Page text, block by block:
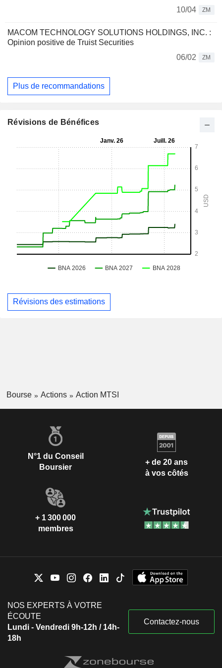
10/04
ZM
MACOM TECHNOLOGY SOLUTIONS HOLDINGS, INC. :
Opinion positive de Truist Securities
06/02
ZM
Plus de recommandations
Révisions de Bénéfices
Révisions des estimations
Bourse Actions Action MTSI
N°1 du Conseil
Boursier
+ de 20 ans
à vos côtés
+ 1 300 000
membres
NOS EXPERTS À VOTRE
ÉCOUTE
Lundi - Vendredi 9h-12h / 14h-
18h
Contactez-nous